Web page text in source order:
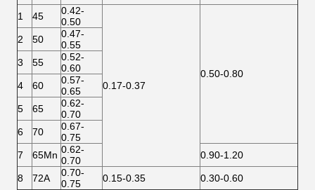
1
45
0.42-
0.50
0.17-0.37
0.50-0.80
2 50
0.47-
0.55
3
55
0.52-
0.60
4
60
0.57-
0.65
5
65
0.62-
0.70
6
70
0.67-
0.75
7
65Mn 0.62-
0.70
0.90-1.20
8 72A
0.70-
0.75
0.15-0.35 0.30-0.60